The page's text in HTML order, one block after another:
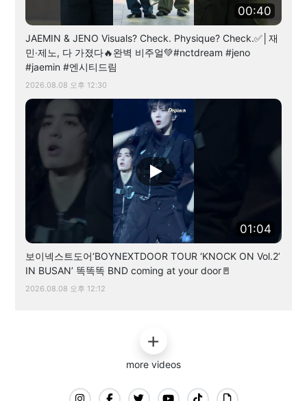
00:40
JAEMIN & JENO Visuals? Check. Physique? Check.✅│재
민·제노, 다 가졌다🔥완벽 비주얼💚#nctdream #jeno
#jaemin #엔시티드림
2026.08.08 오후 12:30
01:04
보이넥스트도어‘BOYNEXTDOOR TOUR ‘KNOCK ON Vol.2’
IN BUSAN’ 똑똑똑 BND coming at your door🚪
2026.08.08 오후 12:12
more videos